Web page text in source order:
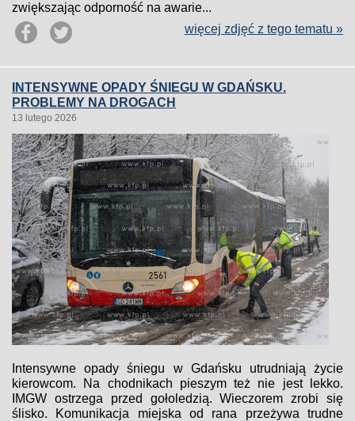
zwiększając odporność na awarie...
więcej zdjęć z tego tematu »
INTENSYWNE OPADY ŚNIEGU W GDAŃSKU.
PROBLEMY NA DROGACH
13 lutego 2026
Intensywne opady śniegu w Gdańsku utrudniają życie
kierowcom. Na chodnikach pieszym też nie jest lekko.
IMGW ostrzega przed gołoledzią. Wieczorem zrobi się
ślisko. Komunikacja miejska od rana przeżywa trudne